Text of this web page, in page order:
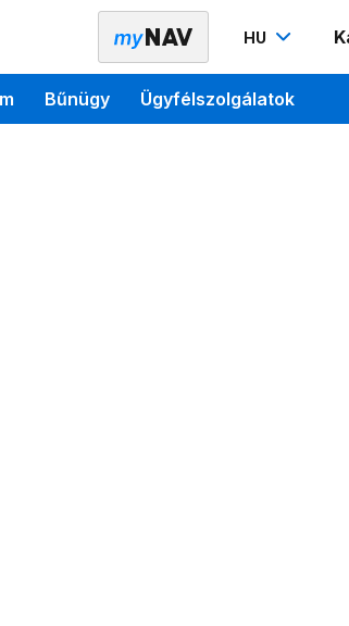
HU
Bűnügy Ügyfélszolgálatok